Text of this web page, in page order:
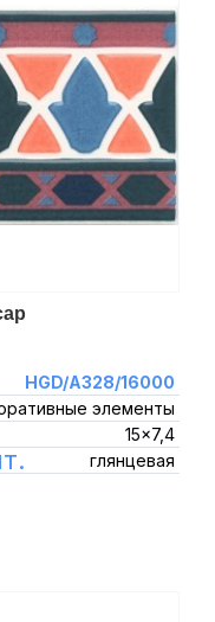
HGD/A328/16000
элементы
15x7,4
глянцевая